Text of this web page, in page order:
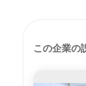
この企業の